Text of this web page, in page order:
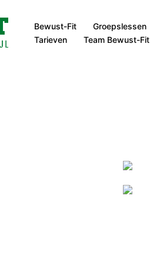
Bewust-Fit Groepslessen
Tarieven
Team Bewust-Fit